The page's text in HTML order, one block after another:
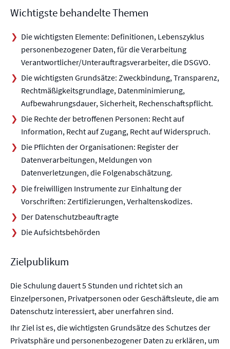
Wichtigste behandelte Themen
Die wichtigsten Elemente: Definitionen, Lebenszyklus
personenbezogener Daten, für die Verarbeitung
Verantwortlicher/Unterauftragsverarbeiter, die DSGVO.
Die wichtigsten Grundsätze: Zweckbindung, Transparenz,
Rechtmäßigkeitsgrundlage, Datenminimierung,
Aufbewahrungsdauer, Sicherheit, Rechenschaftspflicht.
Die Rechte der betroffenen Personen: Recht auf
Information, Recht auf Zugang, Recht auf Widerspruch.
Die Pflichten der Organisationen: Register der
Datenverarbeitungen, Meldungen von
Datenverletzungen, die Folgenabschätzung.
Die freiwilligen Instrumente zur Einhaltung der
Vorschriften: Zertifizierungen, Verhaltenskodizes.
Der Datenschutzbeauftragte
Die Aufsichtsbehörden
Zielpublikum
Die Schulung dauert 5 Stunden und richtet sich an
Einzelpersonen, Privatpersonen oder Geschäftsleute, die am
Datenschutz interessiert, aber unerfahren sind.
Ihr Ziel ist es, die wichtigsten Grundsätze des Schutzes der
Privatsphäre und personenbezogener Daten zu erklären, um